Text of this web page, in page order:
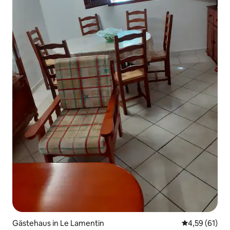
Gästehaus in Le Lamentin
4,59 (61)